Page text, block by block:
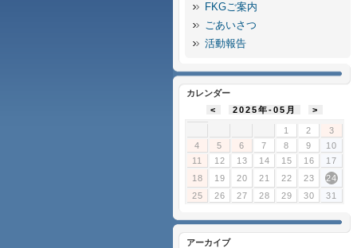
FKGご案内
ごあいさつ
活動報告
カレンダー
<
2025年-05月 >
1 2
3
4
5 6 7 8 9
10
11
12 13 14 15 16
17
18
19 20 21 22 23
24
25
26 27 28 29 30 31
アーカイブ